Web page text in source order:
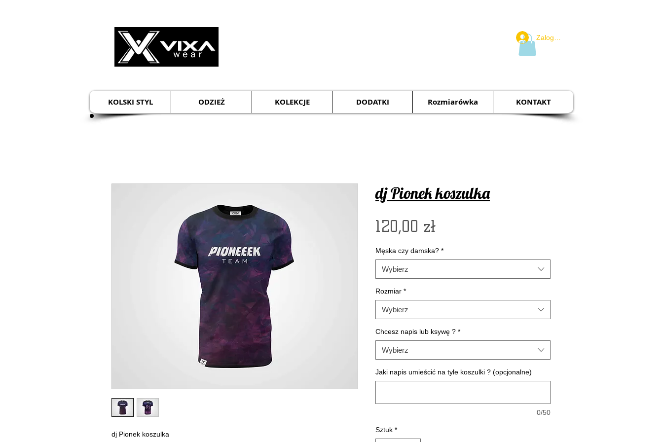
Zaloguj się
KOLSKI STYL ODZIEŻ KOLEKCJE DODATKI Rozmiarówka KONTAKT
dj Pionek koszulka
dj Pionek koszulka
120,00 złCena
Męska czy damska? *
Wybierz
Rozmiar *
Wybierz
Chcesz napis lub ksywę ? *
Wybierz
Jaki napis umieścić na tyle koszulki ? (opcjonalne)
0/50
Sztuk *